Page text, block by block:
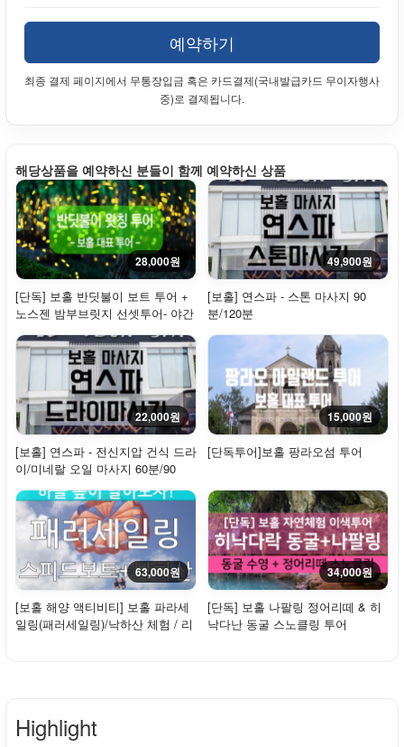
예약하기
최종 결제 페이지에서 무통장입금 혹은 카드결제(국내발급카드 무이자행사
중)로 결제됩니다.
해당상품을 예약하신 분들이 함께 예약하신 상품
28,000원
[단독] 보홀 반딧불이 보트 투어 +
노스젠 밤부브릿지 선셋투어- 야간
투어
49,900원
[보홀] 연스파 - 스톤 마사지 90
분/120분
22,000원
[보홀] 연스파 - 전신지압 건식 드라
이/미네랄 오일 마사지 60분/90
분/120분
15,000원
[단독투어]보홀 팡라오섬 투어
63,000원
[보홀 해양 액티비티] 보홀 파라세
일링(패러세일링)/낙하산 체험 / 리
34,000원
[단독] 보홀 나팔링 정어리떼 & 히
낙다난 동굴 스노클링 투어
Highlight